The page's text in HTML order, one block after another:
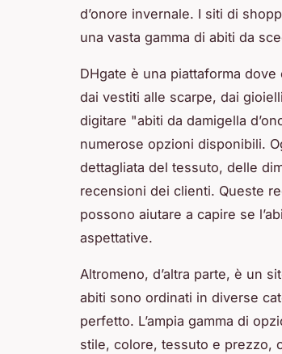
d’onore invernale. I siti di
una vasta gamma di abiti da
DHgate è una piattaforma
dai vestiti alle scarpe, dai
digitare "abiti da damigella
numerose opzioni disponibili.
dettagliata del tessuto, delle
recensioni dei clienti. Queste
possono aiutare a capire se
aspettative.
Altromeno, d’altra parte, è un
abiti sono ordinati in diverse
perfetto. L’ampia gamma di
stile, colore, tessuto e prezzo,